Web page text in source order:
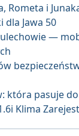
Rometa i
dla Jawa 50
—
która pasuje
Klima